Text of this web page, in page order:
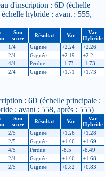
d'inscription : 6D (échelle
hybride : avant : 555,
Son
score
Résultat Var
Var
Hybride
1/4 Gagnée +2.24
+2.26
2/4 Gagnée +2.19
+2.2
4/4 Perdue -1.73
-1.73
2/4 Gagnée +1.71 +1.73
: 6D (échelle principale :
: avant : 558, après : 555)
Son
score
Résultat Var
Var
Hybride
2/5 Gagnée +1.26
+1.28
2/5 Gagnée +1.66
+1.69
4/5 Perdue -8.5
-8.49
2/4 Gagnée +1.66
+1.68
2/5 Gagnée +0.82 +0.83